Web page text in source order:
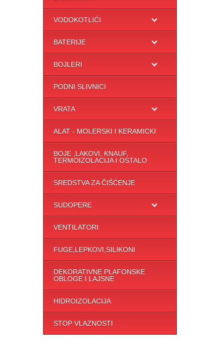
VODOKOTLIĆI
BATERIJE
BOJLERI
PODNI SLIVNICI
VRATA
ALAT - MOLERSKI I KERAMICKI
BOJE ,LAKOVI, KNAUF,
TERMOIZOLACIJA I OSTALO
SREDSTVA ZA ČIŠĆENJE
SUDOPERE
VENTILATORI
FUGE,LEPKOVI,SILIKONI
DEKORATIVNE PLAFONSKE
OBLOGE I LAJSNE
HIDROIZOLACIJA
STOP VLAZNOSTI